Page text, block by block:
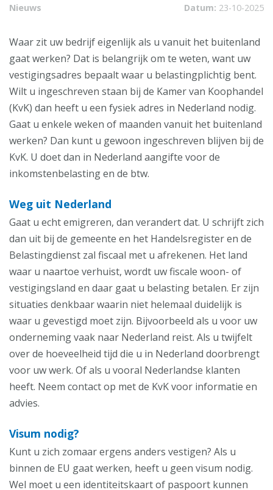
Nieuws Datum: 23-10-2025
Waar zit uw bedrijf eigenlijk als u vanuit het buitenland
gaat werken? Dat is belangrijk om te weten, want uw
vestigingsadres bepaalt waar u belastingplichtig bent.
Wilt u ingeschreven staan bij de Kamer van Koophandel
(KvK) dan heeft u een fysiek adres in Nederland nodig.
Gaat u enkele weken of maanden vanuit het buitenland
werken? Dan kunt u gewoon ingeschreven blijven bij de
KvK. U doet dan in Nederland aangifte voor de
inkomstenbelasting en de btw.
Weg uit Nederland
Gaat u echt emigreren, dan verandert dat. U schrijft zich
dan uit bij de gemeente en het Handelsregister en de
Belastingdienst zal fiscaal met u afrekenen. Het land
waar u naartoe verhuist, wordt uw fiscale woon- of
vestigingsland en daar gaat u belasting betalen. Er zijn
situaties denkbaar waarin niet helemaal duidelijk is
waar u gevestigd moet zijn. Bijvoorbeeld als u voor uw
onderneming vaak naar Nederland reist. Als u twijfelt
over de hoeveelheid tijd die u in Nederland doorbrengt
voor uw werk. Of als u vooral Nederlandse klanten
heeft. Neem contact op met de KvK voor informatie en
advies.
Visum nodig?
Kunt u zich zomaar ergens anders vestigen? Als u
binnen de EU gaat werken, heeft u geen visum nodig.
Wel moet u een identiteitskaart of paspoort kunnen